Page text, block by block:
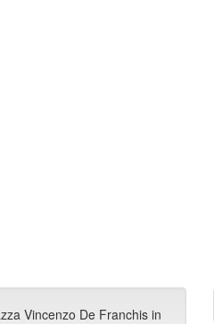
Vincenzo De Franchis in